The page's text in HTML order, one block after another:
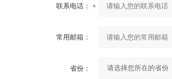
联系电话：
常用邮箱：
省份：